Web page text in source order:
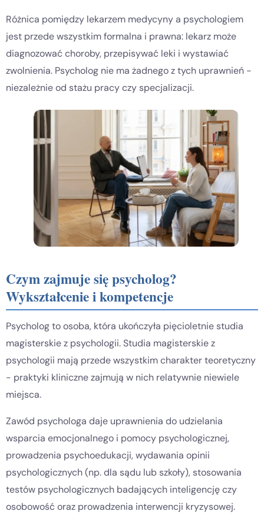
Różnica pomiędzy lekarzem medycyny a psychologiem
jest przede wszystkim formalna i prawna: lekarz może
diagnozować choroby, przepisywać leki i wystawiać
zwolnienia. Psycholog nie ma żadnego z tych uprawnień -
niezależnie od stażu pracy czy specjalizacji.
Czym zajmuje się psycholog?
Wykształcenie i kompetencje
Psycholog to osoba, która ukończyła pięcioletnie studia
magisterskie z psychologii. Studia magisterskie z
psychologii mają przede wszystkim charakter teoretyczny
- praktyki kliniczne zajmują w nich relatywnie niewiele
miejsca.
Zawód psychologa daje uprawnienia do udzielania
wsparcia emocjonalnego i pomocy psychologicznej,
prowadzenia psychoedukacji, wydawania opinii
psychologicznych (np. dla sądu lub szkoły), stosowania
testów psychologicznych badających inteligencję czy
osobowość oraz prowadzenia interwencji kryzysowej.